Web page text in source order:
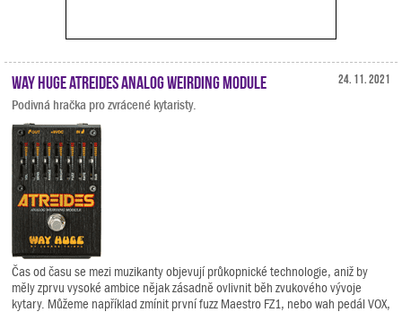
24. 11. 2021
Way Huge Atreides Analog Weirding Module
Podivná hračka pro zvrácené kytaristy.
Čas od času se mezi muzikanty objevují průkopnické technologie, aniž by
měly zprvu vysoké ambice nějak zásadně ovlivnit běh zvukového vývoje
kytary. Můžeme například zmínit první fuzz Maestro FZ1, nebo wah pedál VOX,